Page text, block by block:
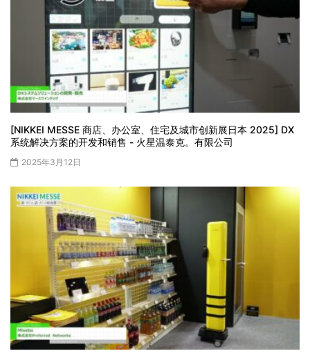
[NIKKEI MESSE 商店、办公室、住宅及城市创新展日本 2025] DX
系统解决方案的开发和销售 - 火星温泰克。有限公司
2025年3月12日